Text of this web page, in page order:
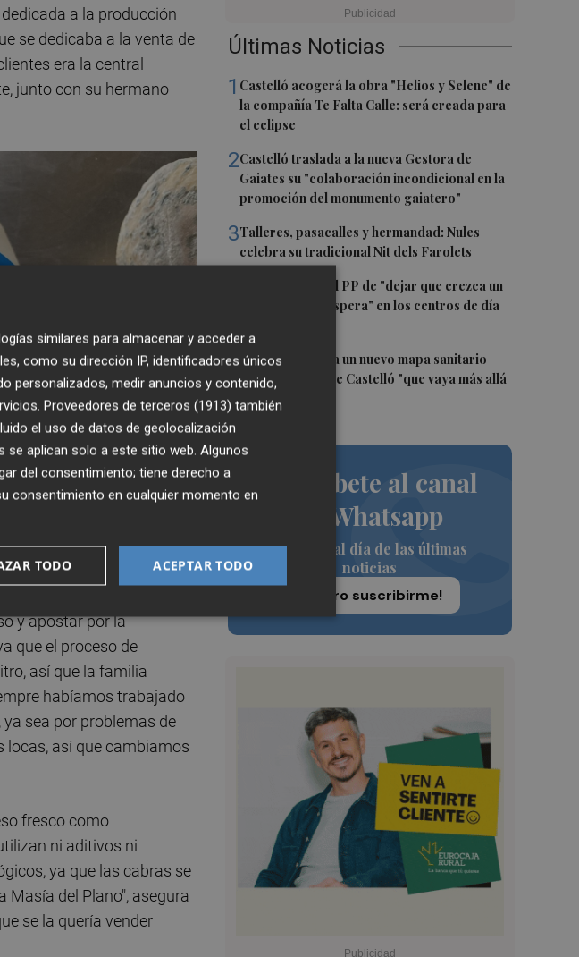
Últimas Noticias
1 Castelló acogerá la obra "Helios y Selene" de
la compañía Te Falta Calle: será creada para
el eclipse
2Castelló traslada a la nueva Gestora de
Gaiates su "colaboración incondicional en la
promoción del monumento gaiatero"
3Talleres, pasacalles y hermandad: Nules
celebra su tradicional Nit dels Farolets
El PSPV acusa al PP de "dejar que crezca un
31 % la lista de espera" en los centros de día
5 El PSPV reclama un nuevo mapa sanitario
para la ciudad de Castelló "que vaya más allá
de parches"
Suscríbete al canal
de Whatsapp
Siempre al día de las últimas
noticias
¡Quiero suscribirme!
a la producción
se dedicaba a la venta de
era la central
junto con su hermano
y apostar por la
que el proceso de
así que la familia
habíamos trabajado
sea por problemas de
locas, así que cambiamos
fresco como
ni aditivos ni
ya que las cabras se
del Plano", asegura
se la quería vender
similares para almacenar y acceder a
como su dirección IP, identificadores únicos
personalizados, medir anuncios y contenido,
Proveedores de terceros (1913) también
el uso de datos de geolocalización
aplican solo a este sitio web. Algunos
del consentimiento; tiene derecho a
consentimiento en cualquier momento en
ACEPTAR TODO
TODO